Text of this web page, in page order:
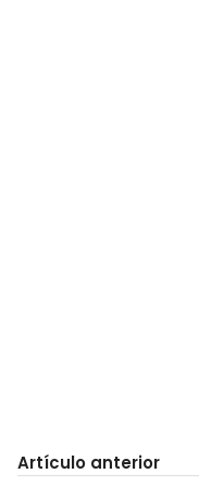
Artículo anterior